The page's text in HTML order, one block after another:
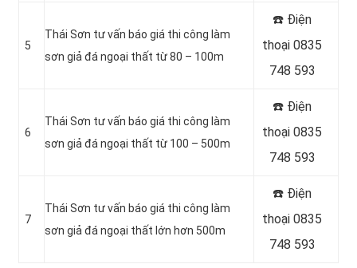
5
Thái Sơn tư vấn báo giá thi công làm
sơn giả đá ngoại thất từ 80 – 100m
☎️ Điện
thoại 0835
748 593
6
Thái Sơn tư vấn báo giá thi công làm
sơn giả đá ngoại thất từ 100 – 500m
☎️ Điện
thoại 0835
748 593
7
Thái Sơn tư vấn báo giá thi công làm
sơn giả đá ngoại thất lớn hơn 500m
☎️ Điện
thoại 0835
748 593